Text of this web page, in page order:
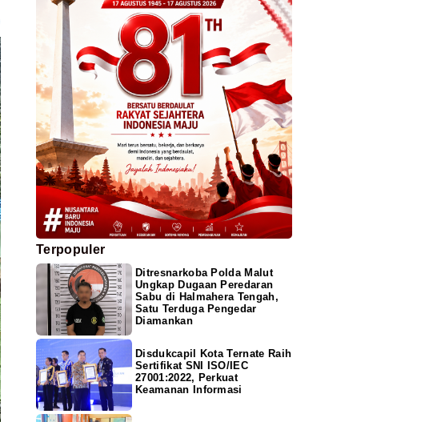
Terpopuler
Ditresnarkoba Polda Malut
Ungkap Dugaan Peredaran
Sabu di Halmahera Tengah,
Satu Terduga Pengedar
Diamankan
Disdukcapil Kota Ternate Raih
Sertifikat SNI ISO/IEC
27001:2022, Perkuat
Keamanan Informasi